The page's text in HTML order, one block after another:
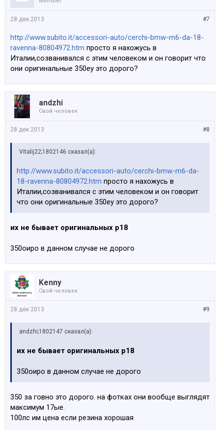
#7
28 дек 2013
http://www.subito.it/accessori-auto/cerchi-bmw-m6-da-18-
ravenna-80804972.htm просто я нахожусь в
Италии,созванивался с этим человеком и он говорит что
они оригинальные 350еу это дорого?
аndzhi
Свой человек
#8
28 дек 2013
Vitalij22;1802146 сказал(а):
http://www.subito.it/accessori-auto/cerchi-bmw-m6-da-
18-ravenna-80804972.htm просто я нахожусь в
Италии,созванивался с этим человеком и он говорит
что они оригинальные 350еу это дорого?
их не бывает оригинальных р18
350оиро в данном случае не дорого
Kenny
Свой человек
#9
28 дек 2013
аndzhi;1802147 сказал(а):
их не бывает оригинальных р18
350оиро в данном случае не дорого
350 за говно это дорого. на фотках они вообще выглядят
максимум 17ые.
100лс им цена если резина хорошая